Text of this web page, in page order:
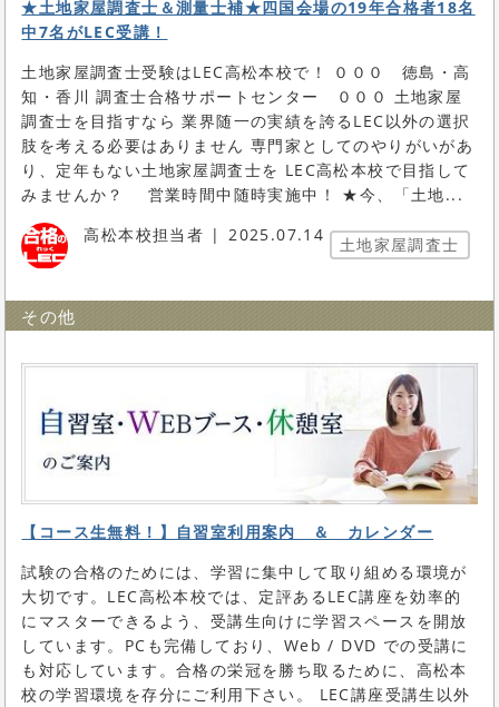
★土地家屋調査士＆測量士補★四国会場の19年合格者18名
中7名がLEC受講！
土地家屋調査士受験はLEC高松本校で！ ０００ 徳島・高
知・香川 調査士合格サポートセンター ０００ 土地家屋
調査士を目指すなら 業界随一の実績を誇るLEC以外の選択
肢を考える必要はありません 専門家としてのやりがいがあ
り、定年もない土地家屋調査士を LEC高松本校で目指して
みませんか？ 営業時間中随時実施中！ ★今、「土地...
高松本校担当者
2025.07.14 土地家屋調査士
その他
【コース生無料！】自習室利用案内 ＆ カレンダー
試験の合格のためには、学習に集中して取り組める環境が
大切です。LEC高松本校では、定評あるLEC講座を効率的
にマスターできるよう、受講生向けに学習スペースを開放
しています。PCも完備しており、Web / DVD での受講に
も対応しています。合格の栄冠を勝ち取るために、高松本
校の学習環境を存分にご利用下さい。 LEC講座受講生以外